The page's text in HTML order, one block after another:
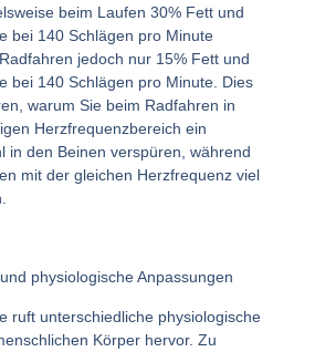
beim Laufen 30% Fett und
bei 140 Schlägen pro Minute
jedoch nur 15% Fett und
bei 140 Schlägen pro Minute. Dies
warum Sie beim Radfahren in
Herzfrequenzbereich ein
in den Beinen verspüren, während
mit der gleichen Herzfrequenz viel
physiologische Anpassungen
ruft unterschiedliche physiologische
Körper hervor. Zu